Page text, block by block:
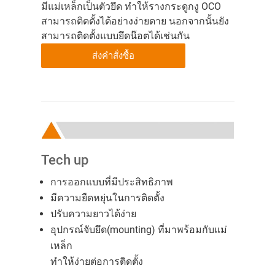
มีแม่เหล็กเป็นตัวยึด ทำให้รางกระดูกงู OCO
สามารถติดตั้งได้อย่างง่ายดาย นอกจากนั้นยัง
สามารถติดตั้งแบบยึดน๊อตได้เช่นกัน
ส่งคำสั่งซื้อ
Tech up
การออกแบบที่มีประสิทธิภาพ
มีความยืดหยุ่นในการติดตั้ง
ปรับความยาวได้ง่าย
อุปกรณ์จับยึด(mounting) ที่มาพร้อมกับแม่
เหล็ก
ทำให้ง่ายต่อการติดตั้ง